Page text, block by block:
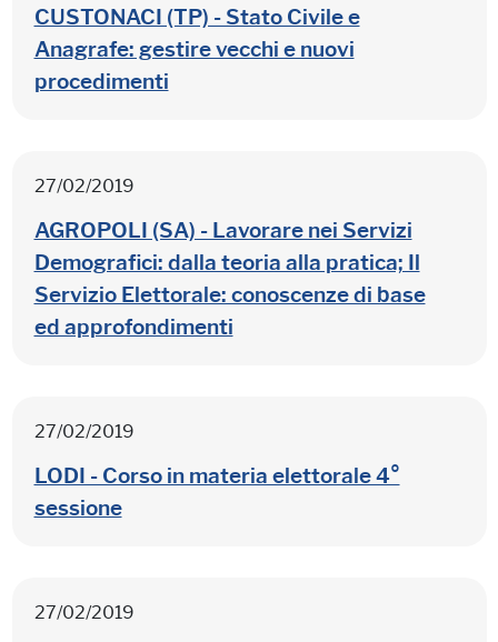
CUSTONACI (TP) - Stato Civile e
Anagrafe: gestire vecchi e nuovi
procedimenti
27/02/2019
AGROPOLI (SA) - Lavorare nei Servizi
Demografici: dalla teoria alla pratica; Il
Servizio Elettorale: conoscenze di base
ed approfondimenti
27/02/2019
LODI - Corso in materia elettorale 4°
sessione
27/02/2019